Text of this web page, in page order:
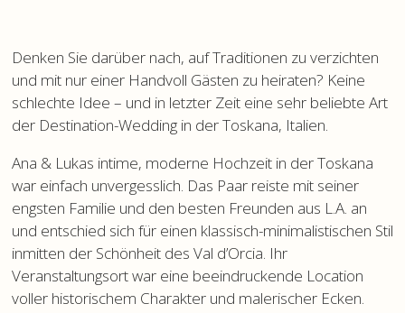
Denken Sie darüber nach, auf Traditionen zu verzichten
und mit nur einer Handvoll Gästen zu heiraten? Keine
schlechte Idee – und in letzter Zeit eine sehr beliebte Art
der Destination-Wedding in der Toskana, Italien.
Ana & Lukas intime, moderne Hochzeit in der Toskana
war einfach unvergesslich. Das Paar reiste mit seiner
engsten Familie und den besten Freunden aus L.A. an
und entschied sich für einen klassisch-minimalistischen Stil
inmitten der Schönheit des Val d’Orcia. Ihr
Veranstaltungsort war eine beeindruckende Location
voller historischem Charakter und malerischer Ecken.